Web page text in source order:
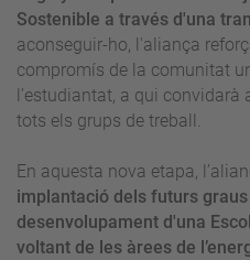
Sostenible a través d'una
aconseguir-ho, l'aliança
compromís de la comunitat
l’estudiantat, a qui
tots els grups de treball.
En aquesta nova etapa,
implantació dels futurs graus
desenvolupament d'una
voltant de les àrees de